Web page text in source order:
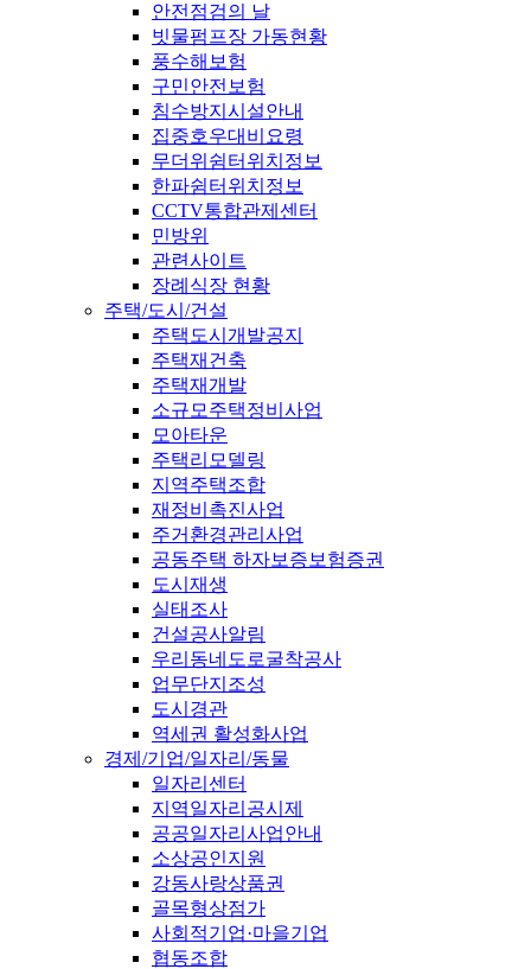
안전점검의 날
빗물펌프장 가동현황
풍수해보험
구민안전보험
침수방지시설안내
집중호우대비요령
무더위쉼터위치정보
한파쉼터위치정보
CCTV통합관제센터
민방위
관련사이트
장례식장 현황
주택/도시/건설
주택도시개발공지
주택재건축
주택재개발
소규모주택정비사업
모아타운
주택리모델링
지역주택조합
재정비촉진사업
주거환경관리사업
공동주택 하자보증보험증권
도시재생
실태조사
건설공사알림
우리동네도로굴착공사
업무단지조성
도시경관
역세권 활성화사업
경제/기업/일자리/동물
일자리센터
지역일자리공시제
공공일자리사업안내
소상공인지원
강동사랑상품권
골목형상점가
사회적기업·마을기업
협동조합